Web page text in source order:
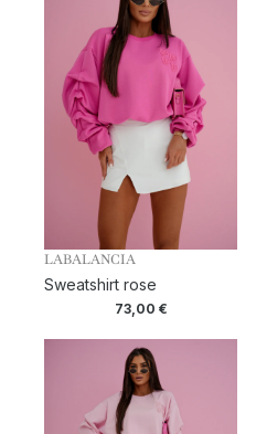
LABALANCIA
Sweatshirt rose
73,00 €